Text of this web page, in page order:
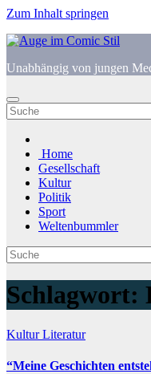
Zum Inhalt springen
Unabhängig von jungen
Home
Gesellschaft
Kultur
Politik
Sport
Weltenbummler
Schlagwort:
KulturLiteratur
“Meine Geschichten